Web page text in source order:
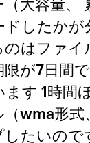
したかが
はファイ
が7日間
す 1時間
wma形
たいので